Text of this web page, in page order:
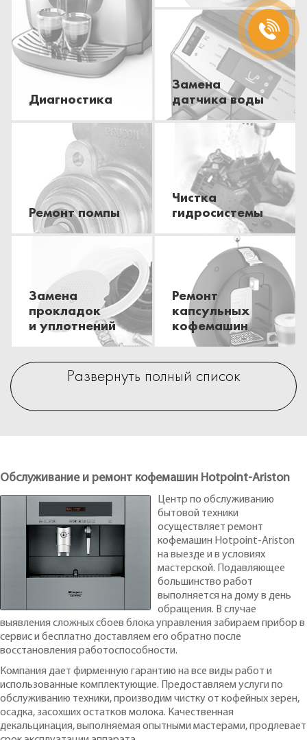
Диагностика
Замена
датчика воды
Ремонт помпы
Чистка
гидросистемы
Замена
прокладок
и уплотнений
Ремонт
капсульных
кофемашин
Развернуть полный список
Обслуживание и ремонт кофемашин Hotpoint-Ariston
Центр по обслуживанию
бытовой техники
осуществляет ремонт
кофемашин Hotpoint-Ariston
на выезде и в условиях
мастерской. Подавляющее
большинство работ
выполняется на дому в день
обращения. В случае
выявления сложных сбоев блока управления забираем прибор в
сервис и бесплатно доставляем его обратно после
восстановления работоспособности.
Компания дает фирменную гарантию на все виды работ и
использованные комплектующие. Предоставляем услуги по
обслуживанию техники, производим чистку от кофейных зерен,
осадка, засохших остатков молока. Качественная
декальцинация, выполняемая опытными мастерами, продлевает